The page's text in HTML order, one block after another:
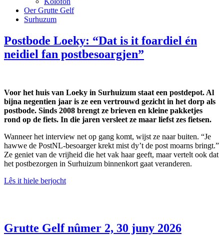
Oer Grutte Gelf
Surhuzum
Postbode Loeky: “Dat is it foardiel én
neidiel fan postbesoargjen”
Voor het huis van Loeky in Surhuizum staat een postdepot. Al
bijna negentien jaar is ze een vertrouwd gezicht in het dorp als
postbode. Sinds 2008 brengt ze brieven en kleine pakketjes
rond op de fiets. In die jaren versleet ze maar liefst zes fietsen.
Wanneer het interview net op gang komt, wijst ze naar buiten. “Je
hawwe de PostNL-besoarger krekt mist dy’t de post moarns bringt.”
Ze geniet van de vrijheid die het vak haar geeft, maar vertelt ook dat
het postbezorgen in Surhuizum binnenkort gaat veranderen.
Lês it hiele berjocht
Grutte Gelf nûmer 2, 30 juny 2026